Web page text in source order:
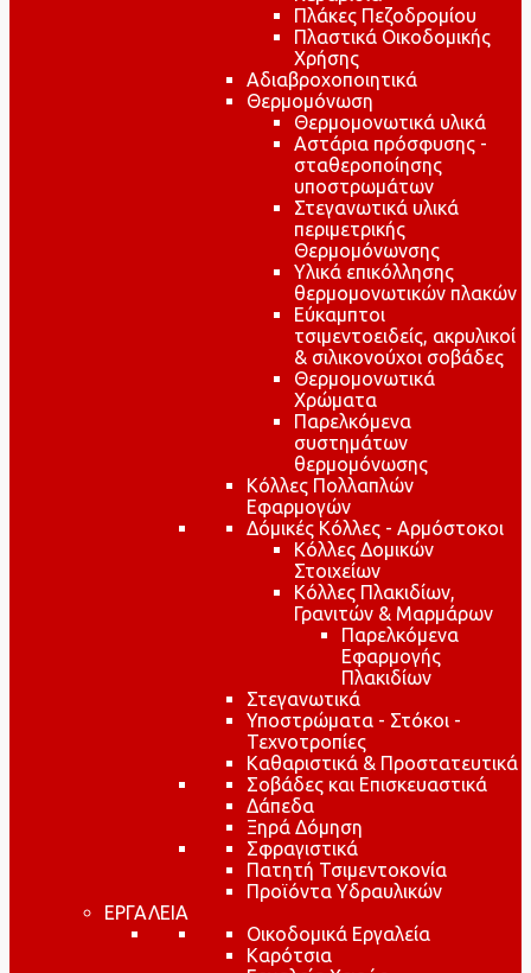
Πλάκες Πεζοδρομίου
Πλαστικά Οικοδομικής
Χρήσης
Αδιαβροχοποιητικά
Θερμομόνωση
Θερμομονωτικά υλικά
Αστάρια πρόσφυσης -
σταθεροποίησης
υποστρωμάτων
Στεγανωτικά υλικά
περιμετρικής
Θερμομόνωνσης
Υλικά επικόλλησης
θερμομονωτικών πλακών
Εύκαμπτοι
τσιμεντοειδείς, ακρυλικοί
& σιλικονούχοι σοβάδες
Θερμομονωτικά
Χρώματα
Παρελκόμενα
συστημάτων
θερμομόνωσης
Κόλλες Πολλαπλών
Εφαρμογών
Δόμικές Κόλλες - Αρμόστοκοι
Κόλλες Δομικών
Στοιχείων
Κόλλες Πλακιδίων,
Γρανιτών & Μαρμάρων
Παρελκόμενα
Εφαρμογής
Πλακιδίων
Στεγανωτικά
Υποστρώματα - Στόκοι -
Τεχνοτροπίες
Καθαριστικά & Προστατευτικά
Σοβάδες και Επισκευαστικά
Δάπεδα
Ξηρά Δόμηση
Σφραγιστικά
Πατητή Τσιμεντοκονία
Προϊόντα Υδραυλικών
ΕΡΓΑΛΕΙΑ
Οικοδομικά Εργαλεία
Καρότσια